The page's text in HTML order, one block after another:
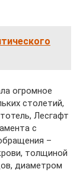
огромное
столетий,
Лесгафт
с
–
толщиной
диаметром